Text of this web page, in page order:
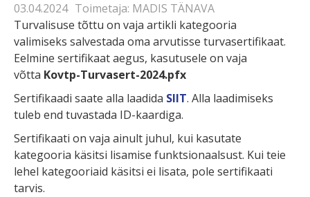
03.04.2024 Toimetaja: MADIS TÄNAVA
Turvalisuse tõttu on vaja artikli kategooria
valimiseks salvestada oma arvutisse turvasertifikaat.
Eelmine sertifikaat aegus, kasutusele on vaja
võtta Kovtp-Turvasert-2024.pfx
Sertifikaadi saate alla laadida SIIT. Alla laadimiseks
tuleb end tuvastada ID-kaardiga.
Sertifikaati on vaja ainult juhul, kui kasutate
kategooria käsitsi lisamise funktsionaalsust. Kui teie
lehel kategooriaid käsitsi ei lisata, pole sertifikaati
tarvis.